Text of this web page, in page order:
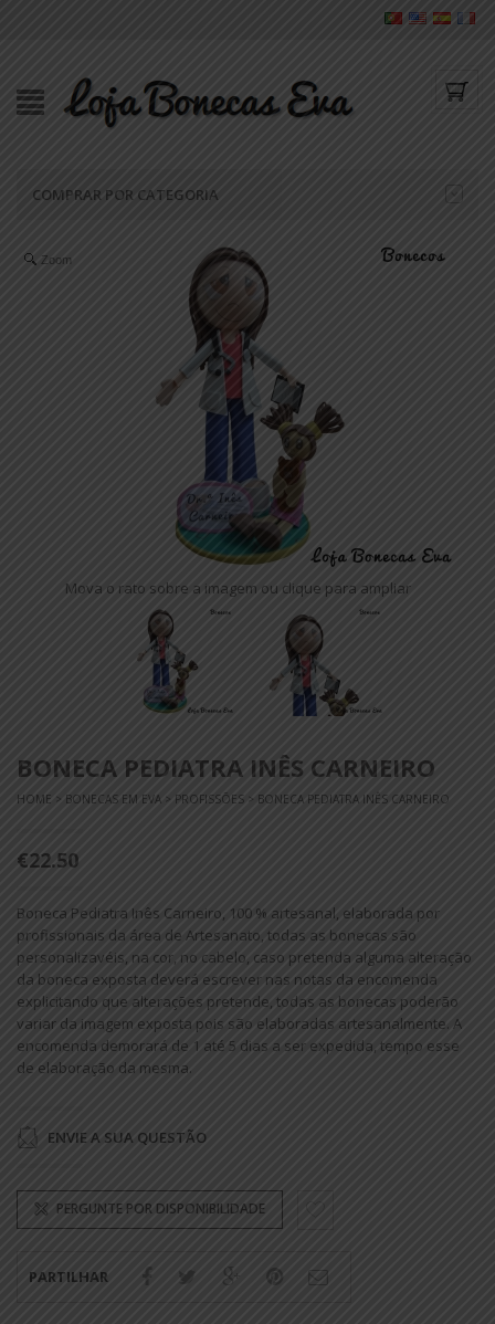
COMPRAR POR CATEGORIA
Zoom
Mova o rato sobre a imagem ou clique para ampliar
BONECA PEDIATRA INÊS CARNEIRO
HOME > BONECAS EM EVA > PROFISSÕES > BONECA PEDIATRA INÊS CARNEIRO
€22.50
Boneca Pediatra Inês Carneiro, 100 % artesanal, elaborada por
profissionais da área de Artesanato, todas as bonecas são
personalizavéis, na cor, no cabelo, caso pretenda alguma alteração
da boneca exposta deverá escrever nas notas da encomenda
explicitando que alterações pretende, todas as bonecas poderão
variar da imagem exposta pois são elaboradas artesanalmente. A
encomenda demorará de 1 até 5 dias a ser expedida, tempo esse
de elaboração da mesma.
ENVIE A SUA QUESTÃO
PERGUNTE POR DISPONIBILIDADE
PARTILHAR